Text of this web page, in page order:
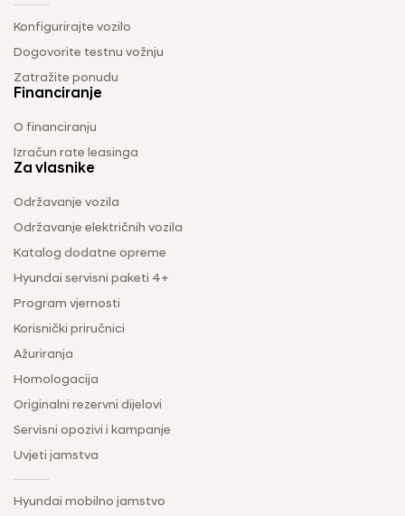
Konfigurirajte vozilo
Dogovorite testnu vožnju
Zatražite ponudu
Financiranje
O financiranju
Izračun rate leasinga
Za vlasnike
Održavanje vozila
Održavanje električnih vozila
Katalog dodatne opreme
Hyundai servisni paketi 4+
Program vjernosti
Korisnički priručnici
Ažuriranja
Homologacija
Originalni rezervni dijelovi
Servisni opozivi i kampanje
Uvjeti jamstva
Hyundai mobilno jamstvo